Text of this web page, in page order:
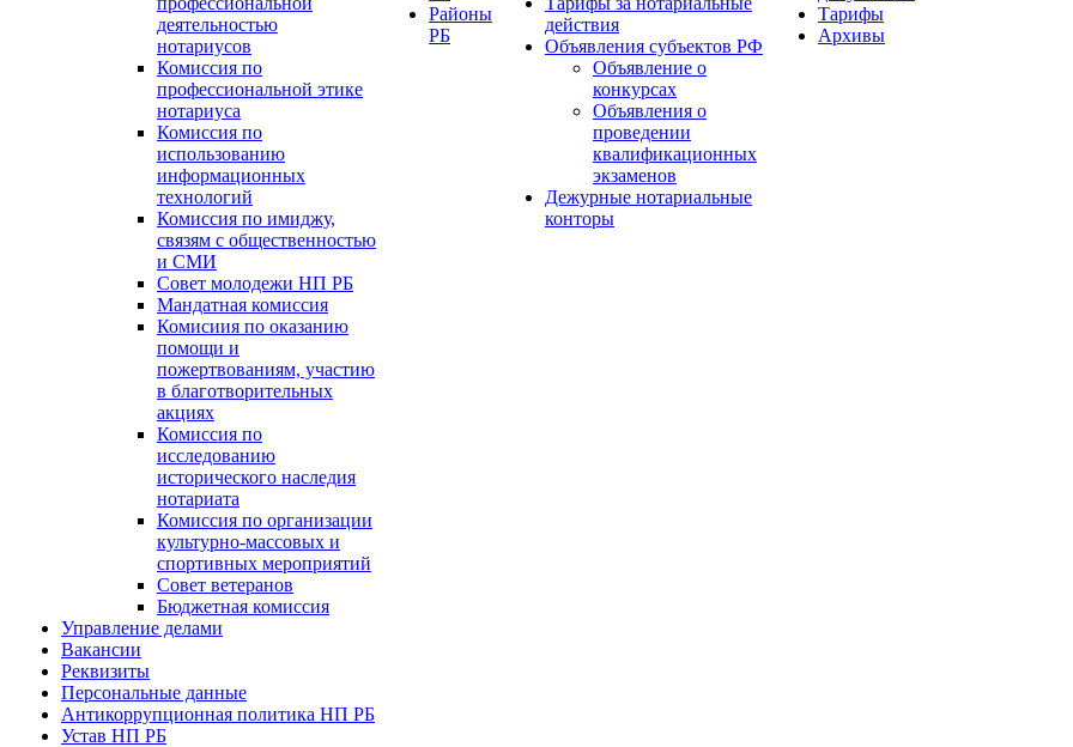
деятельностью
нотариусов
Комиссия по
профессиональной этике
нотариуса
Комиссия по
использованию
информационных
технологий
Комиссия по имиджу,
связям с общественностью
и СМИ
Совет молодежи НП РБ
Мандатная комиссия
Комисиия по оказанию
помощи и
пожертвованиям, участию
в благотворительных
акциях
Комиссия по
исследованию
исторического наследия
нотариата
Комиссия по организации
культурно-массовых и
спортивных мероприятий
Совет ветеранов
Бюджетная комиссия
Управление делами
Вакансии
Реквизиты
Персональные данные
Антикоррупционная политика НП РБ
Устав НП РБ
Районы
РБ
действия
Объявления субъектов РФ
Объявление о
конкурсах
Объявления о
проведении
квалификационных
экзаменов
Дежурные нотариальные
конторы
Тарифы
Архивы